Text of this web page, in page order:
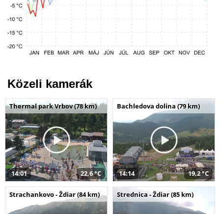
Közeli kamerák
Thermal park Vrbov (78 km)
14:01 22,6 °C
Bachledova dolina (79 km)
14:14 19,2 °C
Strachankovo - Ždiar (84 km) Strednica - Ždiar (85 km)